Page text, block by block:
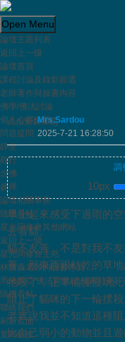
Open Menu
論壇主題列表
返回上一级
論壇首頁
課程討論及錄影節選
老師著作與臉書內容
佛學/佛法討論
個人心得分享
問題提問
靜坐
觀行
念佛
參禪
論壇相關事務
隨機看帖
星光同修會其他網站
返回上一级
星光同修會主站
林勝義老師的臉書專頁
馬來西亞 佛法新世紀 臉書社團
隨機看帖
聯絡我們
刷新页面
复制链接
最笨拙的“弘揚佛法”
点击重新加载Mrs.Sardou
2025-7-21 16:28:50
調
10px
早上起來感受下過雨的
去看貓。
貓不友善，不是對我不
善，那東西跟枯乾的草
牠咬了，正準備慢慢玩死
阻止了貓咪的下一輪撲殺
老實說我並不知道這種
比自己弱小的動物並且遊